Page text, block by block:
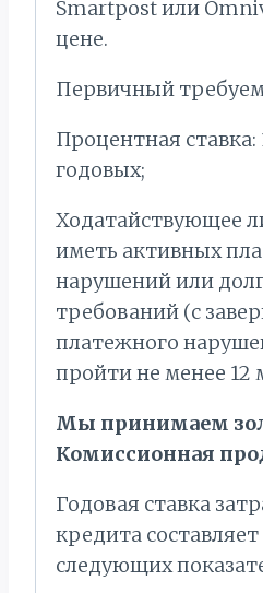
Smartpost или
цене.
Первичный
Процентная
годовых;
Ходатайствующее
иметь активных
нарушений или
требований (с
платежного
пройти не менее 12
Мы принимаем
Комиссионная
Годовая ставка
кредита составляет
следующих